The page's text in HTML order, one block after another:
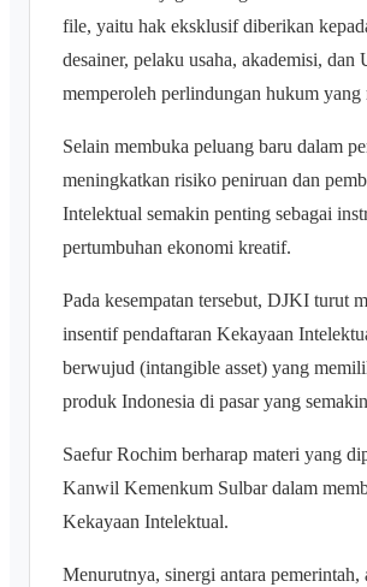
file, yaitu hak eksklusif diberikan
desainer, pelaku usaha, akademisi,
memperoleh perlindungan hukum yang
Selain membuka peluang baru dalam
meningkatkan risiko peniruan dan
Intelektual semakin penting sebagai
pertumbuhan ekonomi kreatif.
Pada kesempatan tersebut, DJKI turut
insentif pendaftaran Kekayaan
berwujud (intangible asset) yang
produk Indonesia di pasar yang
Saefur Rochim berharap materi yang
Kanwil Kemenkum Sulbar dalam
Kekayaan Intelektual.
Menurutnya, sinergi antara